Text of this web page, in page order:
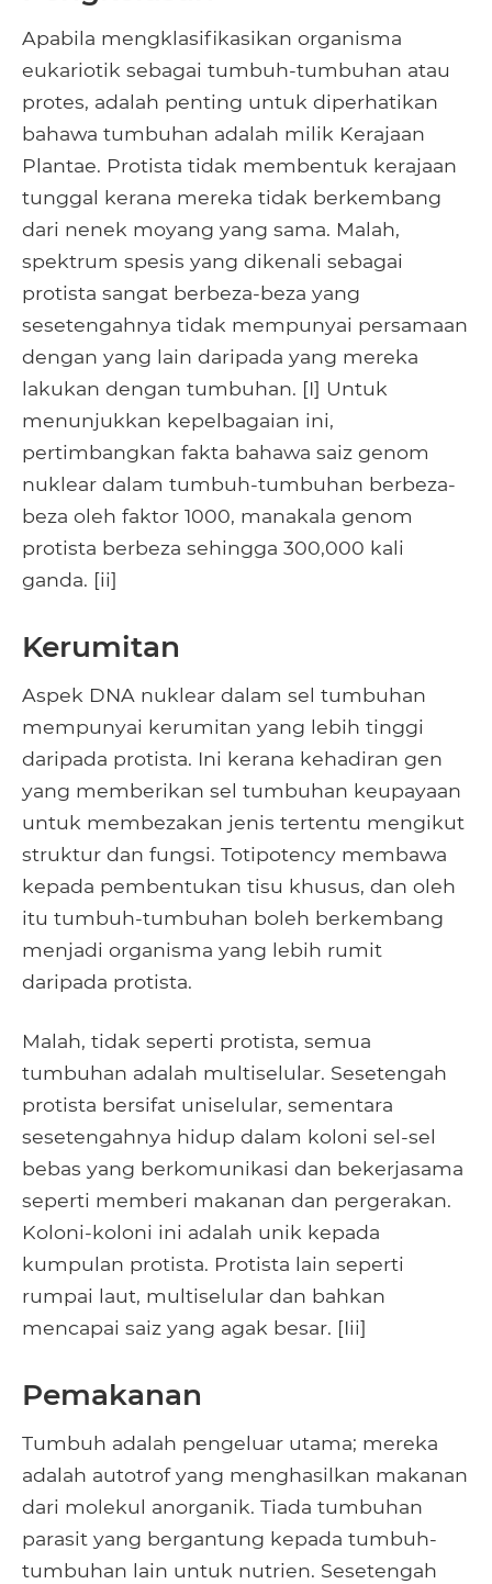
Apabila mengklasifikasikan organisma
eukariotik sebagai tumbuh-tumbuhan atau
protes, adalah penting untuk diperhatikan
bahawa tumbuhan adalah milik Kerajaan
Plantae. Protista tidak membentuk kerajaan
tunggal kerana mereka tidak berkembang
dari nenek moyang yang sama. Malah,
spektrum spesis yang dikenali sebagai
protista sangat berbeza-beza yang
sesetengahnya tidak mempunyai persamaan
dengan yang lain daripada yang mereka
lakukan dengan tumbuhan. [I] Untuk
menunjukkan kepelbagaian ini,
pertimbangkan fakta bahawa saiz genom
nuklear dalam tumbuh-tumbuhan berbeza-
beza oleh faktor 1000, manakala genom
protista berbeza sehingga 300,000 kali
ganda. [ii]
Kerumitan
Aspek DNA nuklear dalam sel tumbuhan
mempunyai kerumitan yang lebih tinggi
daripada protista. Ini kerana kehadiran gen
yang memberikan sel tumbuhan keupayaan
untuk membezakan jenis tertentu mengikut
struktur dan fungsi. Totipotency membawa
kepada pembentukan tisu khusus, dan oleh
itu tumbuh-tumbuhan boleh berkembang
menjadi organisma yang lebih rumit
daripada protista.
Malah, tidak seperti protista, semua
tumbuhan adalah multiselular. Sesetengah
protista bersifat uniselular, sementara
sesetengahnya hidup dalam koloni sel-sel
bebas yang berkomunikasi dan bekerjasama
seperti memberi makanan dan pergerakan.
Koloni-koloni ini adalah unik kepada
kumpulan protista. Protista lain seperti
rumpai laut, multiselular dan bahkan
mencapai saiz yang agak besar. [Iii]
Pemakanan
Tumbuh adalah pengeluar utama; mereka
adalah autotrof yang menghasilkan makanan
dari molekul anorganik. Tiada tumbuhan
parasit yang bergantung kepada tumbuh-
tumbuhan lain untuk nutrien. Sesetengah